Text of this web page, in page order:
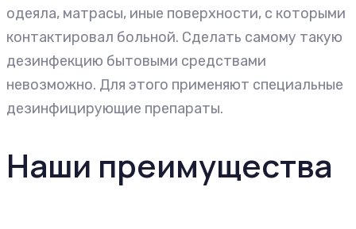
одеяла, матрасы, иные поверхности, с которыми
контактировал больной. Сделать самому такую
дезинфекцию бытовыми средствами
невозможно. Для этого применяют специальные
дезинфицирующие препараты.
Наши преимущества